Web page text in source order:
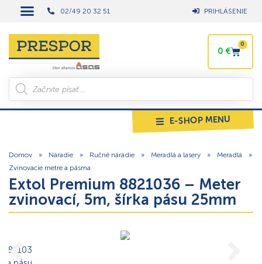
02/49 20 32 51 PRIHLÁSENIE
0 €
0
E-SHOP MENU
Domov » Náradie » Ručné náradie » Meradlá a lasery » Meradlá
»
Zvinovacie metre a pásma
Extol Premium 8821036 – Meter
zvinovací, 5m, šírka pásu 25mm